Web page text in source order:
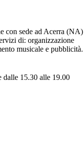
con sede ad Acerra (NA)
di: organizzazione
musicale e pubblicità.
dalle 15.30 alle 19.00